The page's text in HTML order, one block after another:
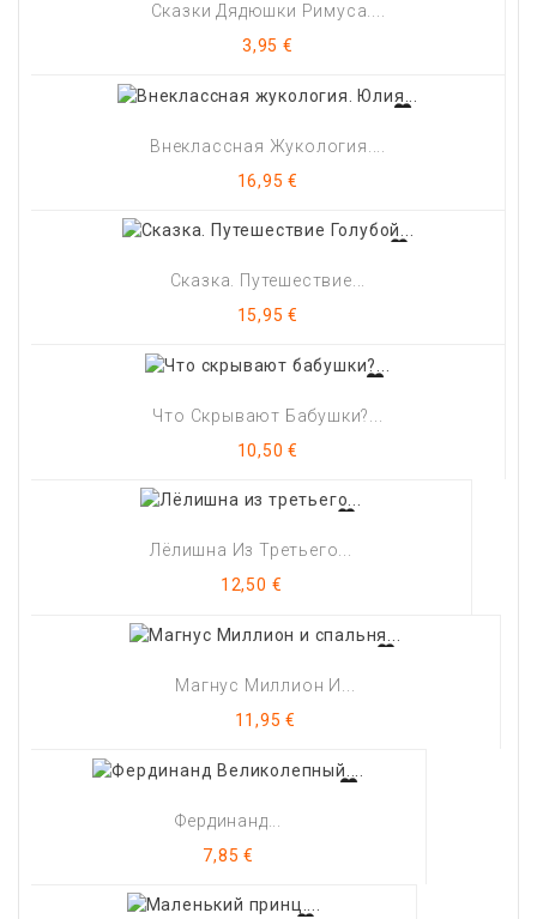
Сказки Дядюшки Римуса....
Цена
3,95 €
Внеклассная Жукология....
Цена
16,95 €
Сказка. Путешествие...
Цена
15,95 €
Что Скрывают Бабушки?...
Цена
10,50 €
Лёлишна Из Третьего...
Цена
12,50 €
Магнус Миллион И...
Цена
11,95 €
Фердинанд...
Цена
7,85 €